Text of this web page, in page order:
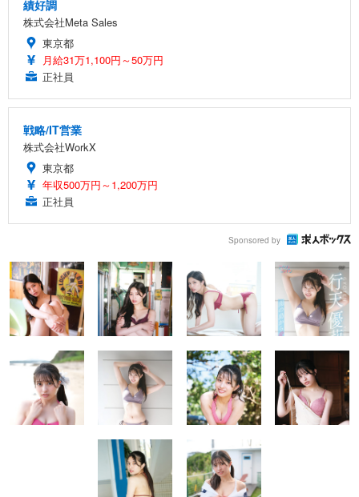
績好調
株式会社Meta Sales
東京都
月給31万1,100円～50万円
正社員
戦略/IT営業
株式会社WorkX
東京都
年収500万円～1,200万円
正社員
Sponsored by